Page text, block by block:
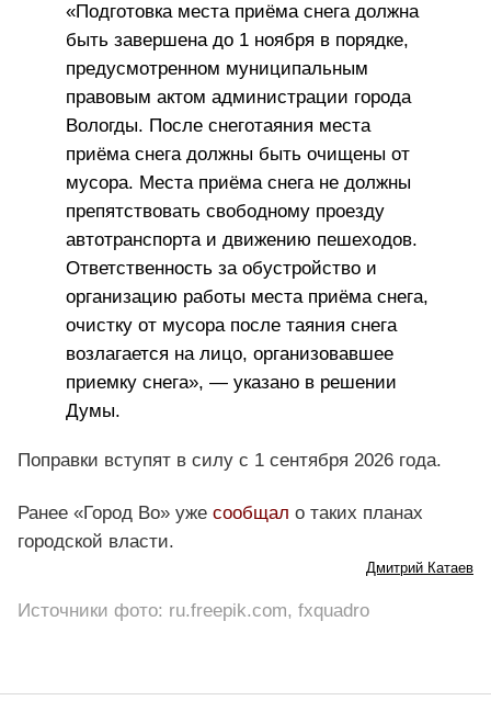
«Подготовка места приёма снега должна
быть завершена до 1 ноября в порядке,
предусмотренном муниципальным
правовым актом администрации города
Вологды. После снеготаяния места
приёма снега должны быть очищены от
мусора. Места приёма снега не должны
препятствовать свободному проезду
автотранспорта и движению пешеходов.
Ответственность за обустройство и
организацию работы места приёма снега,
очистку от мусора после таяния снега
возлагается на лицо, организовавшее
приемку снега», — указано в решении
Думы.
Поправки вступят в силу с 1 сентября 2026 года.
Ранее «Город Во» уже сообщал о таких планах
городской власти.
Дмитрий Катаев
Источники фото: ru.freepik.com, fxquadro